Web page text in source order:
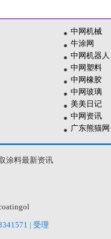
中网机械
牛涂网
中网机器人
中网塑料
中网橡胶
中网玻璃
美美日记
中网资讯
广东熊猫网
涂料最新资讯
| 受理